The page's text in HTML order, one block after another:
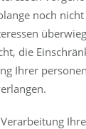
noch
die
Ihrer